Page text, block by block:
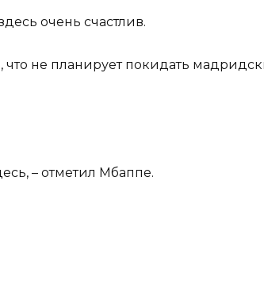
не планирует покидать
– отметил Мбаппе.